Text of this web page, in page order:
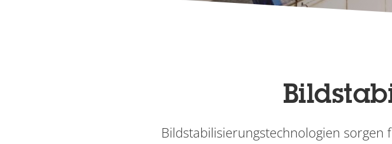
Bildstabilisierungstechnologien sorgen